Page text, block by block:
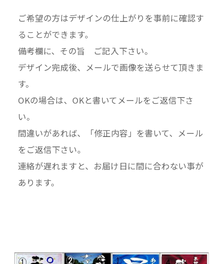
ご希望の方はデザインの仕上がりを事前に確認す
ることができます。
備考欄に、その旨 ご記入下さい。
デザイン完成後、メールで画像を送らせて頂きま
す。
OKの場合は、OKと書いてメールをご返信下さ
い。
間違いがあれば、「修正内容」を書いて、メール
をご返信下さい。
連絡が遅れますと、お届け日に間に合わない事が
あります。